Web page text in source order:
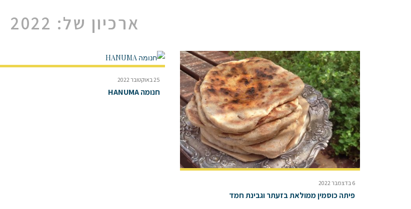
ארכיון של: 2022
6 בדצמבר 2022
פיתה כוסמין ממולאת בזעתר וגבינת חמד
25 באוקטובר 2022
חנומה HANUMA